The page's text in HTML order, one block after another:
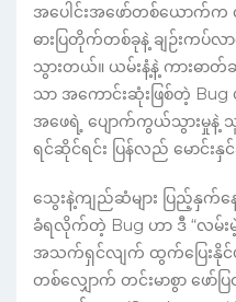
အပေါင်းအဖော်တစ်ယော
ဓားပြတိုက်တစ်ခုနဲ့ ချဉ်းကပ်လ
သွားတယ်။ ယမ်းနံ့နဲ့ ကားဓာတ်
သာ အကောင်းဆုံးဖြစ်တဲ့
အဖေရဲ့ ပျောက်ကွယ်သွားမှုနဲ့
ရင်ဆိုင်ရင်း ပြန်လည် မောင်းနှ
သွေးနဲ့ကျည်ဆံများ ပြည့်နှက်
ခံရလိုက်တဲ့ Bug ဟာ ဒီ “လမ်း
အသက်ရှင်လျက် ထွက်ပြေးနိုင်
တစ်လျှောက် တင်းမာစွာ ဖော်